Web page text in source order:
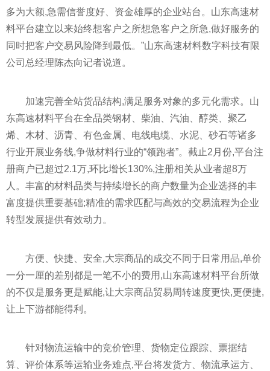
多为大额,急需信誉度好、资金雄厚的企业站台。山东高速材
料平台建立以来始终想客户之所想急客户之所急,做好服务的
同时把客户交易风险降到最低。”山东高速材料数字科技有限
公司总经理陈杰向记者说道。
加速完善全站货品结构,满足服务对象的多元化需求。山
东高速材料平台在全品类钢材、柴油、汽油、醇类、聚乙
烯、木材、沥青、有色金属、电线电缆、水泥、砂石等诸多
行业开展业务线,争做材料行业的“领跑者”。截止2月份,平台注
册商户已超过2.1万,环比增长130%,注册相关从业者超8万
人。丰富的材料品类与持续增长的商户数量为企业选择的丰
富度提供重要基础;精准的需求匹配与高效的交易流程为企业
转型发展提供有效动力。
方便、快捷、安全,大宗商品的成交不同于日常用品,单价
一分一厘的差别都是一笔不小的费用,山东高速材料平台所做
的不仅是服务更是赋能,让大宗商品贸易周转速度更快,更便捷,
让上下游都能得利。
针对物流运输中的竞价管理、货物定位跟踪、票据结
算、评价体系等运输业务难点,平台将发货方、物流承运方、